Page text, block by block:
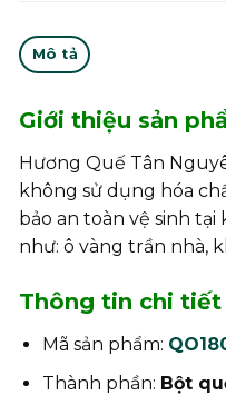
Mô tả
Giới thiệu sản
Hương Quế Tân
không sử dụng hóa
bảo an toàn vệ sinh
như: ô vàng trần nhà,
Thông tin chi tiết
Mã sản phẩm:
Thành phần: Bột